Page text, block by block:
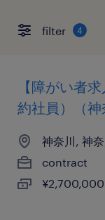
filter 4
【障がい者
約社員）（神
神奈川, 神
contract
¥2,700,000